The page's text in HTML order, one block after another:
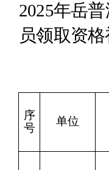
2025年岳
员领取资
序
号
单位